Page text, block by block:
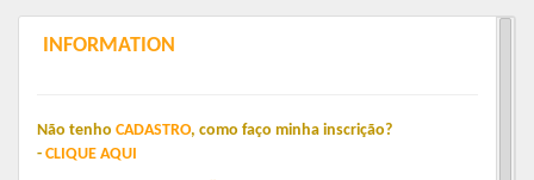
INFORMATION
Não tenho CADASTRO, como faço minha inscrição?
- CLIQUE AQUI